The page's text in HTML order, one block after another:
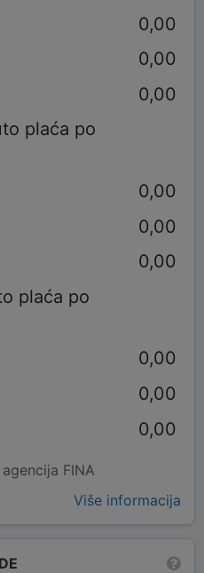
0,00
0,00
0,00
plaća po
0,00
0,00
0,00
plaća po
0,00
0,00
0,00
FINA
Više informacija